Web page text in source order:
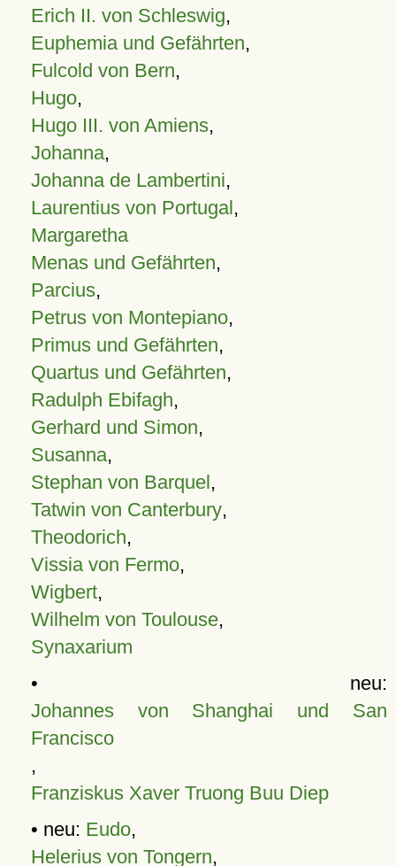
Erich II. von Schleswig,
Euphemia und Gefährten,
Fulcold von Bern,
Hugo,
Hugo III. von Amiens,
Johanna,
Johanna de Lambertini,
Laurentius von Portugal,
Margaretha
Menas und Gefährten,
Parcius,
Petrus von Montepiano,
Primus und Gefährten,
Quartus und Gefährten,
Radulph Ebifagh,
Gerhard und Simon,
Susanna,
Stephan von Barquel,
Tatwin von Canterbury,
Theodorich,
Vissia von Fermo,
Wigbert,
Wilhelm von Toulouse,
Synaxarium
• neu:
Johannes von Shanghai und San
Francisco
,
Franziskus Xaver Truong Buu Diep
• neu: Eudo,
Helerius von Tongern,